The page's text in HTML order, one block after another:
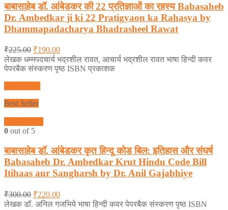
बाबासाहेब डॉ. आंबेडकर की 22 प्रतिज्ञाओं का रहस्य Babasaheb
Dr. Ambedkar ji ki 22 Pratigyaon ka Rahasya by
Dhammapadacharya Bhadrasheel Rawat
₹225.00 ₹190.00
लेखक धम्मपदचार्य भद्रशील रावत, आचार्य भद्रशील रावत भाषा हिन्दी कवर
पेपरबैक संस्करण पृष्ठ ISBN प्रकाशक
Best Seller
0 out of 5
बाबासाहेब डॉ. आंबेडकर कृत हिन्दू कोड बिल: इतिहास और संघर्ष
Babasaheb Dr. Ambedkar Krut Hindu Code Bill
Itihaas aur Sangharsh by Dr. Anil Gajabhiye
₹300.00 ₹220.00
लेखक डॉ. अनिल गजभिये भाषा हिन्दी कवर पेपरबैक संस्करण पृष्ठ ISBN